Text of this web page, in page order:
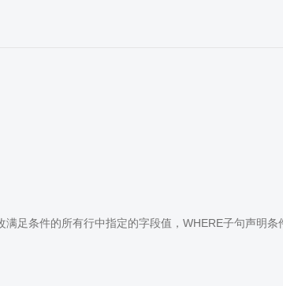
满足条件的所有行中指定的字段值，WHERE子句声明